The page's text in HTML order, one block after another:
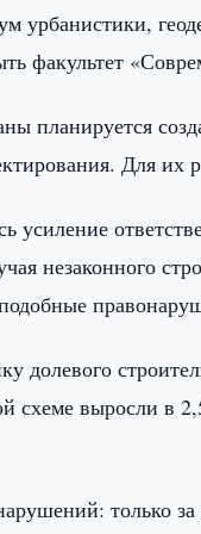
урбанистики,
факультет
планируется
Для их
усиление
незаконного
долевого
схеме выросли в
только